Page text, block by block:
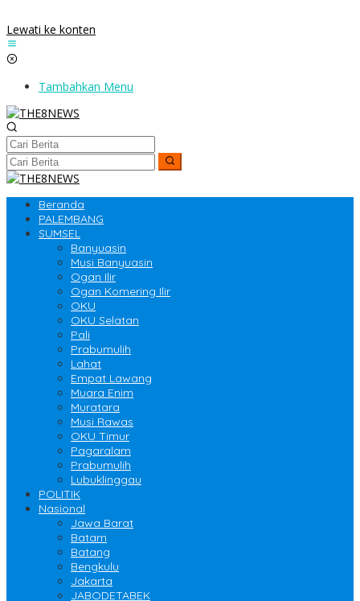
Lewati ke konten
Tambahkan Menu
Beranda
PALEMBANG
SUMSEL
Banyuasin
Musi Banyuasin
Ogan Ilir
Ogan Komering Ilir
OKU
OKU Selatan
Pali
Prabumulih
Lahat
Empat Lawang
Muara Enim
Muratara
Musi Rawas
OKU Timur
Pagaralam
Prabumulih
Lubuklinggau
POLITIK
Nasional
Jawa Barat
Batam
Batang
Bengkulu
Jakarta
JABODETABEK